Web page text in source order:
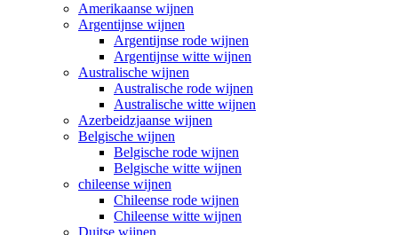
Amerikaanse wijnen
Argentijnse wijnen
Argentijnse rode wijnen
Argentijnse witte wijnen
Australische wijnen
Australische rode wijnen
Australische witte wijnen
Azerbeidzjaanse wijnen
Belgische wijnen
Belgische rode wijnen
Belgische witte wijnen
chileense wijnen
Chileense rode wijnen
Chileense witte wijnen